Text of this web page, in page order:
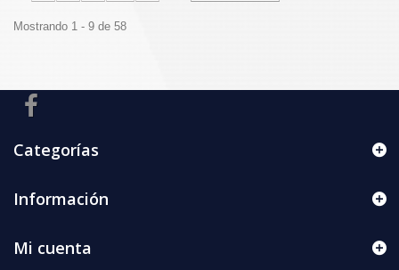
Mostrando 1 - 9 de 58
Categorías
Información
Mi cuenta